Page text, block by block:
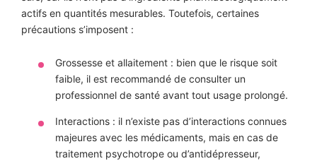
actifs en quantités mesurables. Toutefois, certaines
précautions s’imposent :
Grossesse et allaitement : bien que le risque soit
faible, il est recommandé de consulter un
professionnel de santé avant tout usage prolongé.
Interactions : il n’existe pas d’interactions connues
majeures avec les médicaments, mais en cas de
traitement psychotrope ou d’antidépresseur,